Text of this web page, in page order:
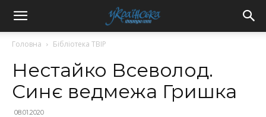
Головна Бібліотека ТВІР
Нестайко Всеволод.
Синє ведмежа Гришка
08.01.2020